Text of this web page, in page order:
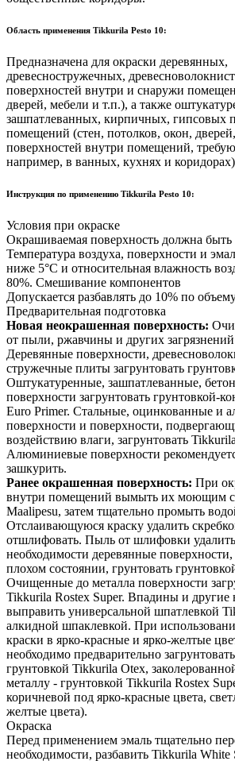
Область применения Tikkurila Pesto 10:
Предназначена для окраски деревянных,
древесностружечных,
поверхностей внутри и снаружи
дверей, мебели и т.п.), а также
зашпатлеванных, кирпичных, гипсовых
помещений (стен, потолков, окон,
поверхностей внутри помещений,
например, в ванных, кухнях и
Инструкция по применению Tikkurila Pesto 10:
Условия при окраске
Окрашиваемая поверхность должна быть
Температура воздуха, поверхности и
ниже 5°С и относительная влажность
80%. Смешивание компонентов
Допускается разбавлять до 10% по
Предварительная подготовка
Новая неокрашенная поверхность:
от пыли, ржавчины и других
Деревянные поверхности,
стружечные плиты загрунтовать
Оштукатуренные, зашпатлеванные,
поверхности загрунтовать грунтовкой-
Euro Primer. Стальные, оцинкованные и
поверхности и поверхности,
воздействию влаги, загрунтовать
Алюминиевые поверхности
зашкурить.
Ранее окрашенная поверхность: При
внутри помещений вымыть их моющим
Maalipesu, затем тщательно промыть
Отслаивающуюся краску удалить
отшлифовать. Пыль от шлифовки
необходимости деревянные
плохом состоянии, грунтовать
Очищенные до металла поверхности
Tikkurila Rostex Super. Впадины и другие
выправить универсальной шпатлевкой
алкидной шпаклевкой. При
краски в ярко-красные и ярко-желтые
необходимо предварительно
грунтовкой Tikkurila Otex,
металлу - грунтовкой Tikkurila Rostex
коричневой под ярко-красные цвета,
желтые цвета).
Окраска
Перед применением эмаль тщательно
необходимости, разбавить Tikkurila